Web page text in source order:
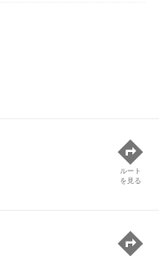
ルート
を見る